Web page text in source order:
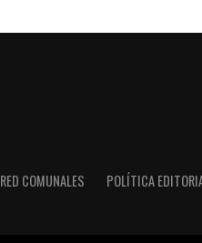
RED COMUNALES POLÍTICA